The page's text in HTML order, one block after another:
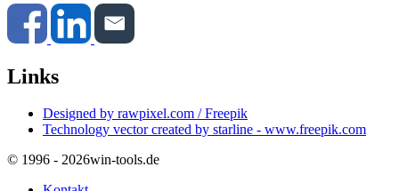
Links
Designed by rawpixel.com / Freepik
Technology vector created by starline - www.freepik.com
© 1996 - 2026win-tools.de